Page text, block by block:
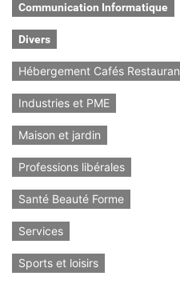
Communication Informatique
Divers
Hébergement Cafés
Industries et PME
Maison et jardin
Professions libérales
Santé Beauté Forme
Services
Sports et loisirs